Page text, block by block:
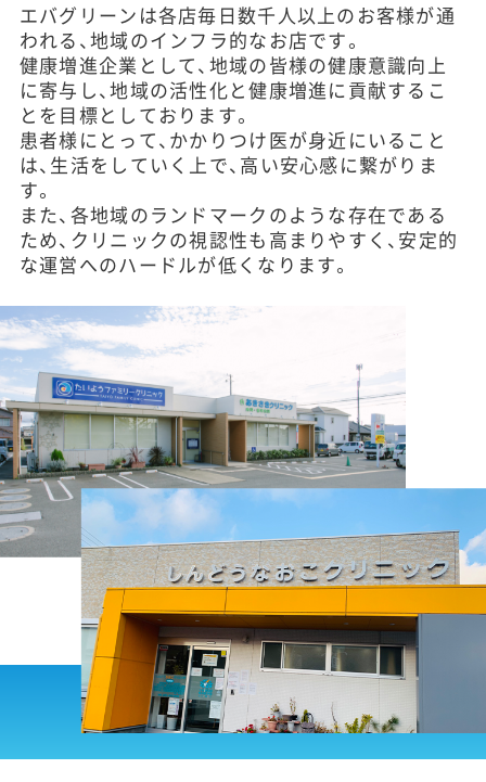
エバグリーンは各店毎日数千人以上のお客様が通
われる、地域のインフラ的なお店です。
健康増進企業として、地域の皆様の健康意識向上
に寄与し、地域の活性化と健康増進に貢献するこ
とを目標としております。
患者様にとって、かかりつけ医が身近にいること
は、生活をしていく上で、高い安心感に繋がりま
す。
また、各地域のランドマークのような存在である
ため、クリニックの視認性も高まりやすく、安定的
な運営へのハードルが低くなります。